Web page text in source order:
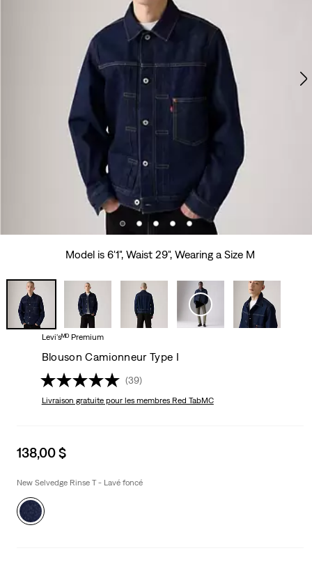
Model is 6'1", Waist 29", Wearing a Size M
Levi'sᴹᴰ Premium
Blouson Camionneur Type I
(39)
Livraison gratuitepour les membres Red TabMC
Sale
is
138,00 $
New Selvedge Rinse T - Lavé foncé